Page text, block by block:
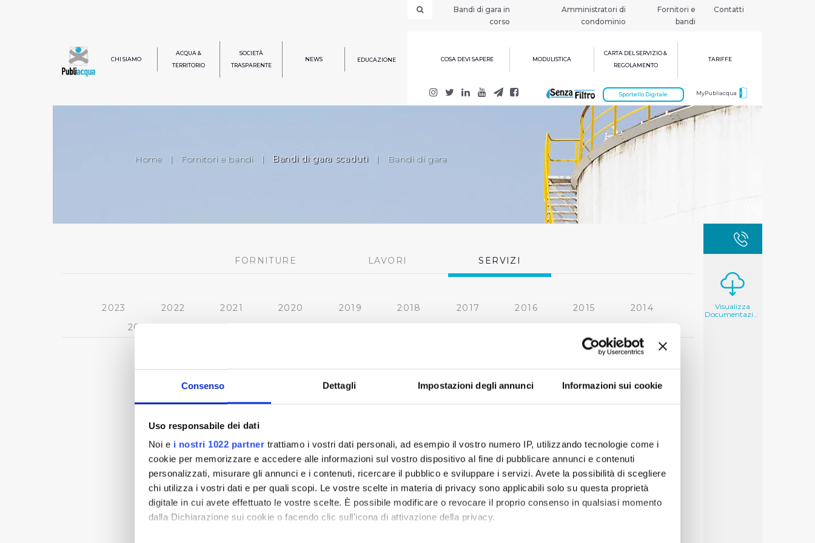
Consenso Dettagli Impostazioni degli annunci Informazioni sui cookie
Uso responsabile dei dati
Noi e i nostri 1022 partner trattiamo i vostri dati personali, ad esempio il vostro numero IP, utilizzando tecnologie come i
cookie per memorizzare e accedere alle informazioni sul vostro dispositivo al fine di pubblicare annunci e contenuti
personalizzati, misurare gli annunci e i contenuti, ricercare il pubblico e sviluppare i servizi. Avete la possibilità di scegliere
chi utilizza i vostri dati e per quali scopi. Le vostre scelte in materia di privacy sono applicabili solo su questa proprietà
digitale in cui avete effettuato le vostre scelte. È possibile modificare o revocare il proprio consenso in qualsiasi momento
dalla Dichiarazione sui cookie o facendo clic sull'icona di attivazione della privacy.
Bandi di gara in
corso
Amministratori di
condominio
Fornitori e
bandi
Contatti
CHI SIAMO
ACQUA &
TERRITORIO
SOCIETÀ
TRASPARENTE
NEWS EDUCAZIONE COSA DEVI SAPERE MODULISTICA
CARTA DEL SERVIZIO &
REGOLAMENTO
TARIFFE
MyPubliacqua
Sportello Digitale
Home | Fornitori e bandi | Bandi di gara scaduti | Bandi di gara
FORNITURE LAVORI SERVIZI
2023 2022 2021 2020 2019 2018 2017 2016 2015
2014
2013
« prima ‹ precedente 1 2 3
Visualizza
Documentazione